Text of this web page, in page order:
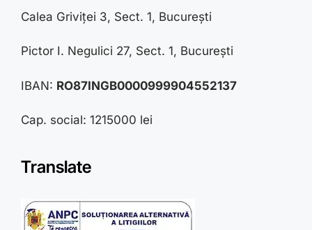
Calea Griviței 3, Sect. 1, București
Pictor I. Negulici 27, Sect. 1, București
IBAN: RO87INGB0000999904552137
Cap. social: 1215000 lei
Translate